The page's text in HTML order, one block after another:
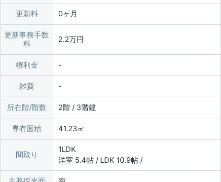
更新料 0ヶ月
更新事務手数
料
2.2万円
権利金
雑費
所在階/階数 2階 / 3階建
専有面積 41.23㎡
間取り
1LDK
洋室 5.4帖 / LDK 10.9帖 /